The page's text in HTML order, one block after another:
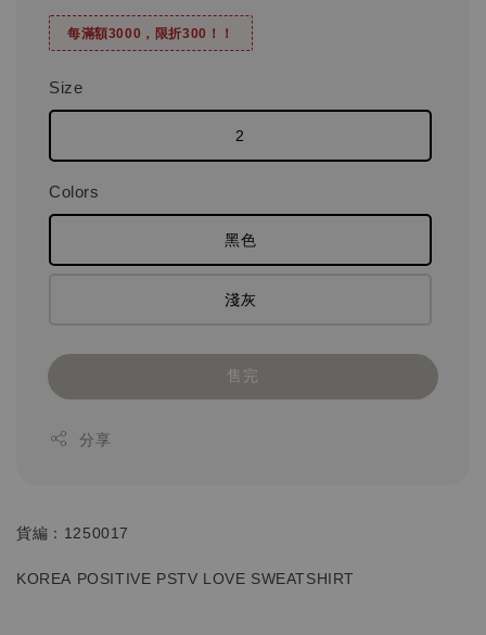
每滿額3000，限折300！！
Size
2
Colors
黑色
淺灰
售完
分享
貨編：1250017
KOREA POSITIVE PSTV LOVE SWEATSHIRT